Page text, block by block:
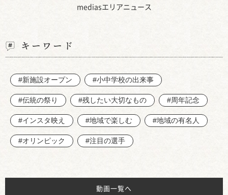
mediasエリアニュース
キーワード
#新施設オープン #小中学校の出来事
#伝統の祭り #残したい大切なもの #周年記念
#インスタ映え #地域で楽しむ #地域の有名人
#オリンピック #注目の選手
動画一覧へ